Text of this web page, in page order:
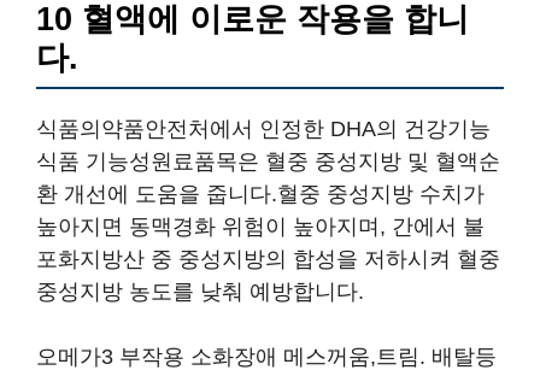
10 혈액에 이로운 작용을 합니
다.
식품의약품안전처에서 인정한 DHA의 건강기능
식품 기능성원료품목은 혈중 중성지방 및 혈액순
환 개선에 도움을 줍니다.혈중 중성지방 수치가
높아지면 동맥경화 위험이 높아지며, 간에서 불
포화지방산 중 중성지방의 합성을 저하시켜 혈중
중성지방 농도를 낮춰 예방합니다.
오메가3 부작용 소화장애 메스꺼움,트림. 배탈등